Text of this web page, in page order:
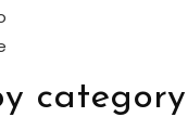
category